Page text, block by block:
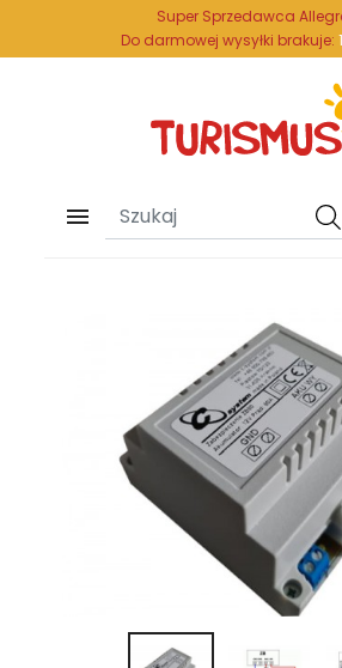
Do darmowej wysyłki brakuje:
Super Sprzedawca
